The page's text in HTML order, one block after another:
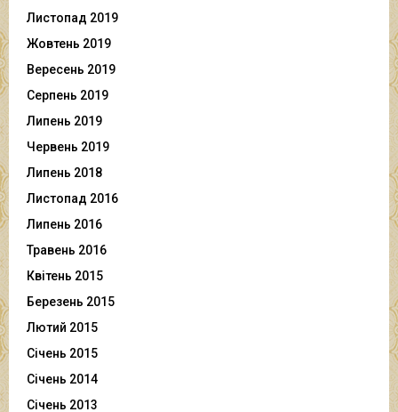
Листопад 2019
Жовтень 2019
Вересень 2019
Серпень 2019
Липень 2019
Червень 2019
Липень 2018
Листопад 2016
Липень 2016
Травень 2016
Квітень 2015
Березень 2015
Лютий 2015
Січень 2015
Січень 2014
Січень 2013